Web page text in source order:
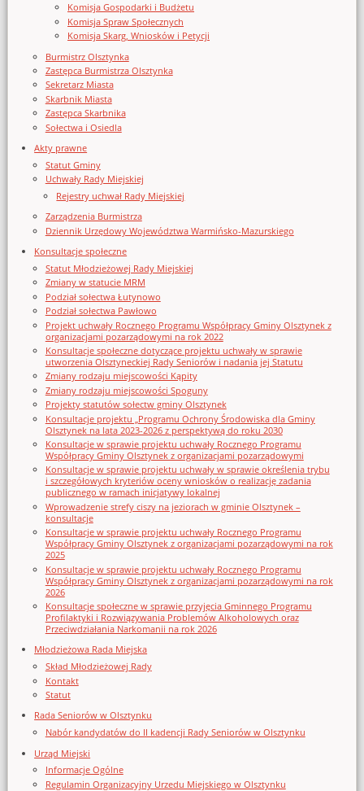
Komisja Gospodarki i Budżetu
Komisja Spraw Społecznych
Komisja Skarg, Wniosków i Petycji
Burmistrz Olsztynka
Zastępca Burmistrza Olsztynka
Sekretarz Miasta
Skarbnik Miasta
Zastępca Skarbnika
Sołectwa i Osiedla
Akty prawne
Statut Gminy
Uchwały Rady Miejskiej
Rejestry uchwał Rady Miejskiej
Zarządzenia Burmistrza
Dziennik Urzędowy Województwa Warmińsko-Mazurskiego
Konsultacje społeczne
Statut Młodzieżowej Rady Miejskiej
Zmiany w statucie MRM
Podział sołectwa Łutynowo
Podział sołectwa Pawłowo
Projekt uchwały Rocznego Programu Współpracy Gminy Olsztynek z
organizacjami pozarządowymi na rok 2022
Konsultacje społeczne dotyczące projektu uchwały w sprawie
utworzenia Olsztyneckiej Rady Seniorów i nadania jej Statutu
Zmiany rodzaju miejscowości Kąpity
Zmiany rodzaju miejscowości Spoguny
Projekty statutów sołectw gminy Olsztynek
Konsultacje projektu „Programu Ochrony Środowiska dla Gminy
Olsztynek na lata 2023-2026 z perspektywą do roku 2030
Konsultacje w sprawie projektu uchwały Rocznego Programu
Współpracy Gminy Olsztynek z organizacjami pozarządowymi
Konsultacje w sprawie projektu uchwały w sprawie określenia trybu
i szczegółowych kryteriów oceny wniosków o realizację zadania
publicznego w ramach inicjatywy lokalnej
Wprowadzenie strefy ciszy na jeziorach w gminie Olsztynek –
konsultacje
Konsultacje w sprawie projektu uchwały Rocznego Programu
Współpracy Gminy Olsztynek z organizacjami pozarządowymi na rok
2025
Konsultacje w sprawie projektu uchwały Rocznego Programu
Współpracy Gminy Olsztynek z organizacjami pozarządowymi na rok
2026
Konsultacje społeczne w sprawie przyjęcia Gminnego Programu
Profilaktyki i Rozwiązywania Problemów Alkoholowych oraz
Przeciwdziałania Narkomanii na rok 2026
Młodzieżowa Rada Miejska
Skład Młodzieżowej Rady
Kontakt
Statut
Rada Seniorów w Olsztynku
Nabór kandydatów do II kadencji Rady Seniorów w Olsztynku
Urząd Miejski
Informacje Ogólne
Regulamin Organizacyjny Urzedu Miejskiego w Olsztynku